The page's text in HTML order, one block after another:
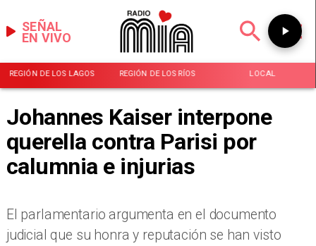
EN VIVO
SEÑAL
REGIÓN DE LOS LAGOS REGIÓN DE LOS RÍOS LOCAL
Johannes Kaiser interpone
querella contra Parisi por
calumnia e injurias
El parlamentario argumenta en el documento
judicial que su honra y reputación se han visto